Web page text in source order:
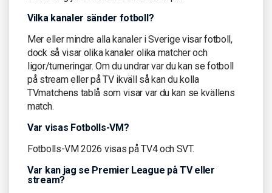
Vilka kanaler sänder fotboll?
Mer eller mindre alla kanaler i Sverige visar fotboll,
dock så visar olika kanaler olika matcher och
ligor/turneringar. Om du undrar var du kan se fotboll
på stream eller på TV ikväll så kan du kolla
TVmatchens tablå som visar var du kan se kvällens
match.
Var visas Fotbolls-VM?
Fotbolls-VM 2026 visas på TV4 och SVT.
Var kan jag se Premier League på TV eller
stream?